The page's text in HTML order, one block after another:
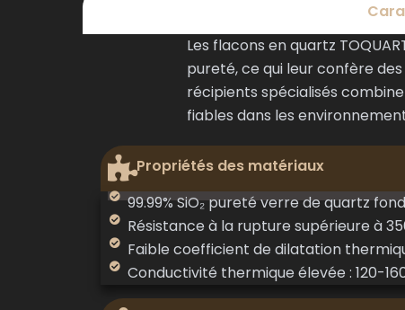
Les flacons en quartz
pureté, ce qui leur confère
récipients spécialisés
fiables dans les
Propriétés des matériaux
99.99% SiO₂ pureté verre de quartz
Résistance à la rupture supérieure à
Faible coefficient de dilatation
Conductivité thermique élevée : 120-